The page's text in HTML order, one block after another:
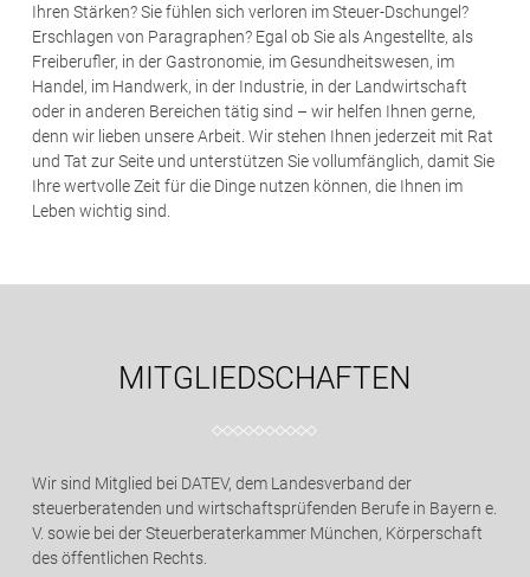
Ihren Stärken? Sie fühlen sich verloren im Steuer-Dschungel?
Erschlagen von Paragraphen? Egal ob Sie als Angestellte, als
Freiberufler, in der Gastronomie, im Gesundheitswesen, im
Handel, im Handwerk, in der Industrie, in der Landwirtschaft
oder in anderen Bereichen tätig sind – wir helfen Ihnen gerne,
denn wir lieben unsere Arbeit. Wir stehen Ihnen jederzeit mit Rat
und Tat zur Seite und unterstützen Sie vollumfänglich, damit Sie
Ihre wertvolle Zeit für die Dinge nutzen können, die Ihnen im
Leben wichtig sind.
MITGLIEDSCHAFTEN
Wir sind Mitglied bei DATEV, dem Landesverband der
steuerberatenden und wirtschaftsprüfenden Berufe in Bayern e.
V. sowie bei der Steuerberaterkammer München, Körperschaft
des öffentlichen Rechts.